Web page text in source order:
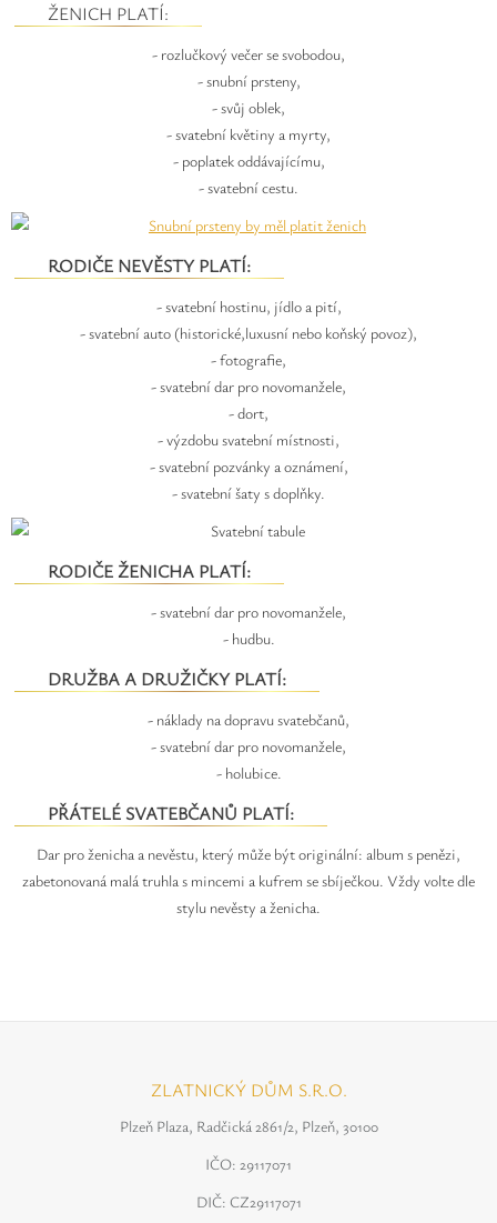
ŽENICH PLATÍ:
- rozlučkový večer se svobodou,
- snubní prsteny,
- svůj oblek,
- svatební květiny a myrty,
- poplatek oddávajícímu,
- svatební cestu.
RODIČE NEVĚSTY PLATÍ:
- svatební hostinu, jídlo a pití,
- svatební auto (historické,luxusní nebo koňský povoz),
- fotografie,
- svatební dar pro novomanžele,
- dort,
- výzdobu svatební místnosti,
- svatební pozvánky a oznámení,
- svatební šaty s doplňky.
RODIČE ŽENICHA PLATÍ:
- svatební dar pro novomanžele,
- hudbu.
DRUŽBA A DRUŽIČKY PLATÍ:
- náklady na dopravu svatebčanů,
- svatební dar pro novomanžele,
- holubice.
PŘÁTELÉ SVATEBČANŮ PLATÍ:
Dar pro ženicha a nevěstu, který může být originální: album s penězi,
zabetonovaná malá truhla s mincemi a kufrem se sbíječkou. Vždy volte dle
stylu nevěsty a ženicha.
ZLATNICKÝ DŮM S.R.O.
Plzeň Plaza, Radčická 2861/2, Plzeň, 30100
IČO: 29117071
DIČ: CZ29117071